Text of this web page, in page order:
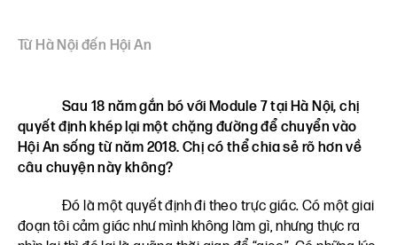
Từ Hà Nội đến Hội An
Sau 18 năm gắn bó với Module 7 tại Hà Nội, chị
quyết định khép lại một chặng đường để chuyển vào
Hội An sống từ năm 2018. Chị có thể chia sẻ rõ hơn về
câu chuyện này không?
Đó là một quyết định đi theo trực giác. Có một giai
đoạn tôi cảm giác như mình không làm gì, nhưng thực ra